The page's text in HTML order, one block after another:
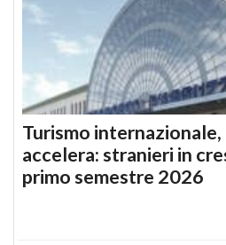
Turismo
accelera: stranieri in
primo semestre 2026